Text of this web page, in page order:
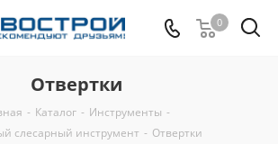
0
Отвертки
- Каталог - Инструменты -
слесарный инструмент - Отвертки